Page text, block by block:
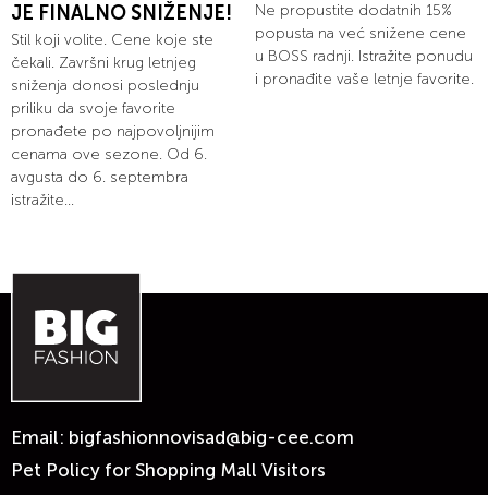
JE FINALNO SNIŽENJE!
Stil koji volite. Cene koje ste
čekali. Završni krug letnjeg
sniženja donosi poslednju
priliku da svoje favorite
pronađete po najpovoljnijim
cenama ove sezone. Od 6.
avgusta do 6. septembra
istražite...
Ne propustite dodatnih 15%
popusta na već snižene cene
u BOSS radnji. Istražite ponudu
i pronađite vaše letnje favorite.
Email: bigfashionnovisad@big-cee.com
Pet Policy for Shopping Mall Visitors